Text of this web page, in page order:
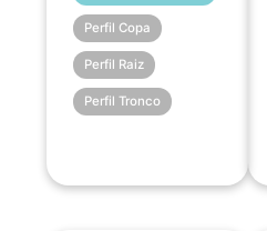
Perfil Copa
Perfil Raiz
Perfil Tronco